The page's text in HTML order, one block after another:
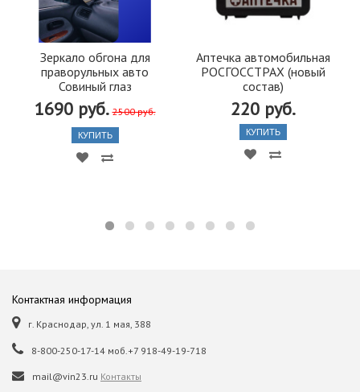
Зеркало обгона для
праворульных авто
Совиный глаз
1690 руб. 2500 руб.
КУПИТЬ
Аптечка автомобильная
РОСГОССТРАХ (новый
состав)
220 руб.
КУПИТЬ
Контактная информация
г. Краснодар, ул. 1 мая, 388
8-800-250-17-14 моб.+7 918-49-19-718
mail@vin23.ru Контакты